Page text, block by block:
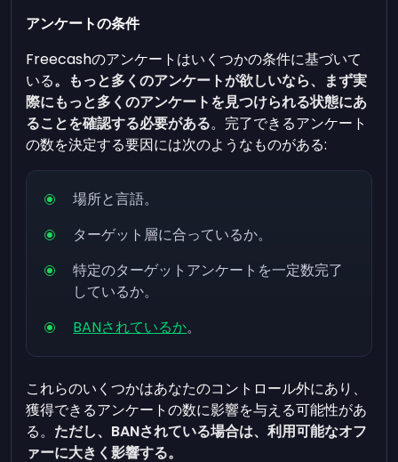
アンケートの条件
Freecashのアンケートはいくつかの条件に基づいて
いる。もっと多くのアンケートが欲しいなら、まず実
際にもっと多くのアンケートを見つけられる状態にあ
ることを確認する必要がある。完了できるアンケート
の数を決定する要因には次のようなものがある:
場所と言語。
ターゲット層に合っているか。
特定のターゲットアンケートを一定数完了
しているか。
BANされているか。
これらのいくつかはあなたのコントロール外にあり、
獲得できるアンケートの数に影響を与える可能性があ
る。 ただし、BANされている場合は、利用可能なオフ
ァーに大きく影響する。